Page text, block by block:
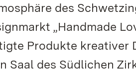
des
„Handmade
Produkte kreativer
Saal des Südlichen